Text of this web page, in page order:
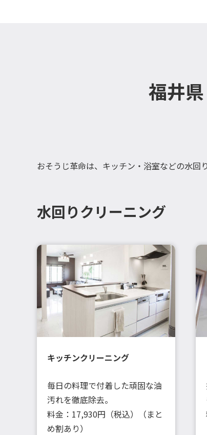
福井
おそうじ革命は、キッチン・浴室などの水回
水回りクリーニング
キッチンクリーニング
毎日の料理で付着した頑固な油
汚れを徹底除去。
料金：17,930円（税込）（まと
め割あり）